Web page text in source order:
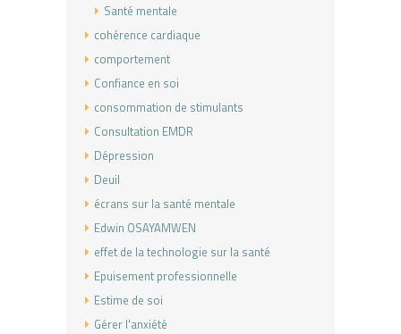
Santé mentale
cohérence cardiaque
comportement
Confiance en soi
consommation de stimulants
Consultation EMDR
Dépression
Deuil
écrans sur la santé mentale
Edwin OSAYAMWEN
effet de la technologie sur la santé
Epuisement professionnelle
Estime de soi
Gérer l'anxiété